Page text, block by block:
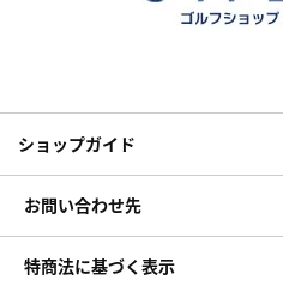
ショップガイド
お問い合わせ先
特商法に基づく表示